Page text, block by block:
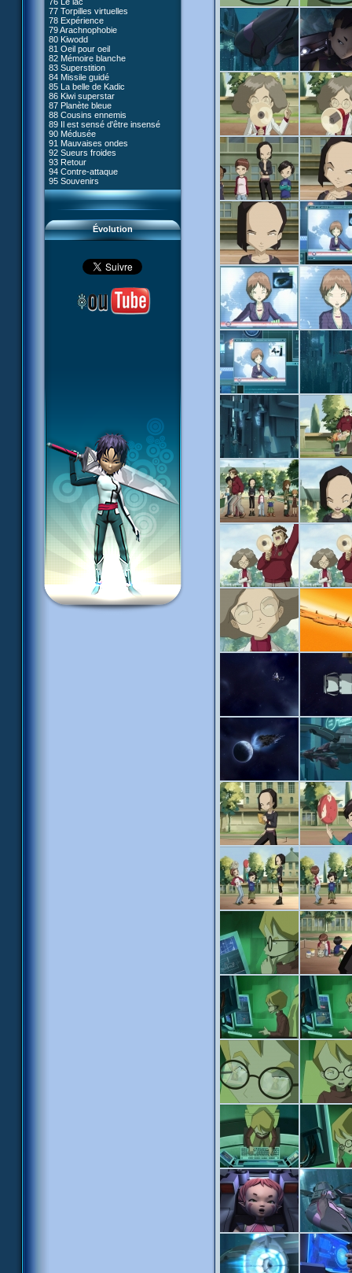
77 Torpilles virtuelles
78 Expérience
79 Arachnophobie
80 Kiwodd
81 Oeil pour oeil
82 Mémoire blanche
83 Superstition
84 Missile guidé
85 La belle de Kadic
86 Kiwi superstar
87 Planète bleue
88 Cousins ennemis
89 Il est sensé d'être insensé
90 Médusée
91 Mauvaises ondes
92 Sueurs froides
93 Retour
94 Contre-attaque
95 Souvenirs
Évolution
#05 - Rivalité
#06 - Soupçons
#07 - Compte-à-rebours
#08 - Virus
#09 - Comment tromper XANA
#10 - Le réveil du guerrier
#11 - Rendez-vous
#12 - Chaos à Kadic
#13 - Vendredi 13
#14 - Intrusion
#15 - Les sans-codes
#16 - Confusion
#17 - Un avenir professionnel
assuré
#18 - Obstination
#19 - Le piège
#20 - Espionnage
#21 - Faux-semblants
#22 - Mutinerie
#23 - Le blues de Jérémie
#24 - Paradoxe temporel
#25 - Hécatombe
#26 - Ultime mission